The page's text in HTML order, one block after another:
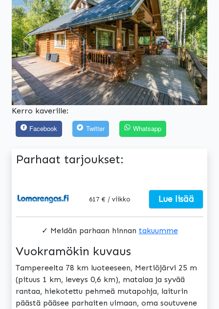
Edellinen
Kerro kaverille:
Facebook
Twitter Whatsapp
Parhaat tarjoukset:
617 € / viikko Lue lisää
✓ Meidän parhaan hinnan takuumme
Vuokramökin kuvaus
Tampereelta 78 km luoteeseen, Mertiöjärvi 25 m
(pituus 1 km, leveys 0,6 km), matalaa ja syvää
rantaa, hiekotettu pehmeä mutapohja, laiturin
päästä pääsee parhaiten uimaan, oma soutuvene